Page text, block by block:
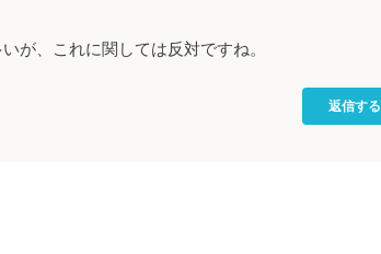
が、これに関しては反対ですね。
返信する